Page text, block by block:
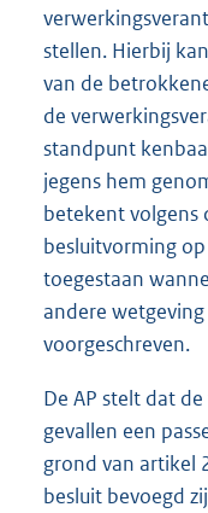
stellen. Hierbij
van de
de
standpunt
jegens hem
betekent volgens
besluitvorming op
toegestaan
andere
voorgeschreven.
De AP stelt dat
gevallen een
grond van artikel
besluit bevoegd